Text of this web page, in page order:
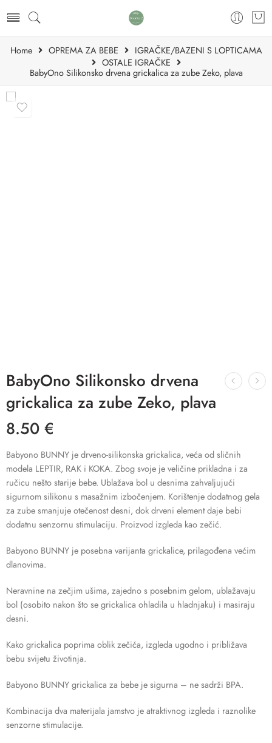
Home OPREMA ZA BEBE
IGRAČKE/BAZENI S LOPTICAMA
OSTALE IGRAČKE
BabyOno Silikonsko drvena grickalica za zube Zeko, plava
BabyOno Silikonsko drvena
grickalica za zube Zeko, plava
8.50 €
Babyono BUNNY je drveno-silikonska grickalica, veća od sličnih
modela LEPTIR, RAK i KOKA. Zbog svoje je veličine prikladna i za
ručicu nešto starije bebe. Ublažava bol u desnima zahvaljujući
sigurnom silikonu s masažnim izbočenjem. Korištenje dodatnog gela
za zube smanjuje otečenost desni, dok drveni element daje bebi
dodatnu senzornu stimulaciju. Proizvod izgleda kao zečić.
Babyono BUNNY je posebna varijanta grickalice, prilagođena većim
dlanovima.
Neravnine na zečjim ušima, zajedno s posebnim gelom, ublažavaju
bol (osobito nakon što se grickalica ohladila u hladnjaku) i masiraju
desni.
Kako grickalica poprima oblik zečića, izgleda ugodno i približava
bebu svijetu životinja.
Babyono BUNNY grickalica za bebe je sigurna – ne sadrži BPA.
Kombinacija dva materijala jamstvo je atraktivnog izgleda i raznolike
senzorne stimulacije.